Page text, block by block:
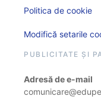
Politica de cookie
Modifică setarile
PUBLICITATE ȘI
Adresă de e-mail